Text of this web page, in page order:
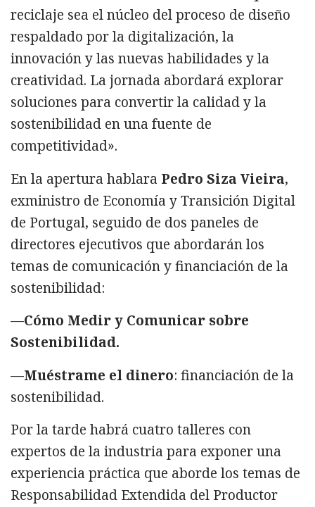
reciclaje sea el núcleo del proceso de diseño
respaldado por la digitalización, la
innovación y las nuevas habilidades y la
creatividad. La jornada abordará explorar
soluciones para convertir la calidad y la
sostenibilidad en una fuente de
competitividad».
En la apertura hablara Pedro Siza Vieira,
exministro de Economía y Transición Digital
de Portugal, seguido de dos paneles de
directores ejecutivos que abordarán los
temas de comunicación y financiación de la
sostenibilidad:
—Cómo Medir y Comunicar sobre
Sostenibilidad.
—Muéstrame el dinero: financiación de la
sostenibilidad.
Por la tarde habrá cuatro talleres con
expertos de la industria para exponer una
experiencia práctica que aborde los temas de
Responsabilidad Extendida del Productor